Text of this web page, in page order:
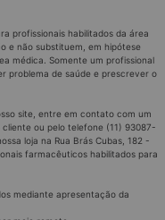
profissionais habilitados da área
e não substituem, em hipótese
médica. Somente um profissional
problema de saúde e prescrever o
site, entre em contato com um
ou pelo telefone (11) 93087-
loja na Rua Brás Cubas, 182 -
farmacêuticos habilitados para
mediante apresentação da